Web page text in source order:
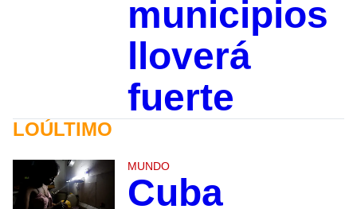
municipios
lloverá
fuerte
LOÚLTIMO
MUNDO
Cuba